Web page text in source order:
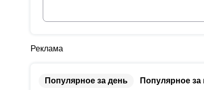
Реклама
Популярное за день Популярное за